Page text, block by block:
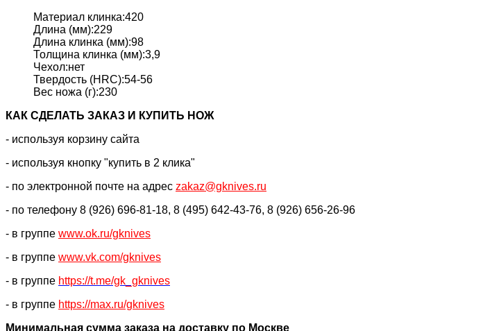
Материал клинка:420
Длина (мм):229
Длина клинка (мм):98
Толщина клинка (мм):3,9
Чехол:нет
Твердость (HRC):54-56
Вес ножа (г):230
КАК CДЕЛАТЬ ЗАКАЗ И КУПИТЬ НОЖ
- используя корзину сайта
- используя кнопку "купить в 2 клика"
- по электронной почте на адрес zakaz@gknives.ru
- по телефону 8 (926) 696-81-18, 8 (495) 642-43-76, 8 (926) 656-26-96
- в группе www.ok.ru/gknives
- в группе www.vk.com/gknives
- в группе https://t.me/gk_gknives
- в группе https://max.ru/gknives
Минимальная сумма заказа на доставку по Москве